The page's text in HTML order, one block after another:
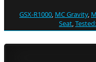
GSX-R1000, MC Gravity,
Seat,